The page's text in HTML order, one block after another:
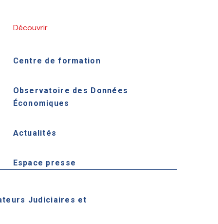
Découvrir
Centre de formation
Observatoire des Données
Économiques
Actualités
Espace presse
Judiciaires et